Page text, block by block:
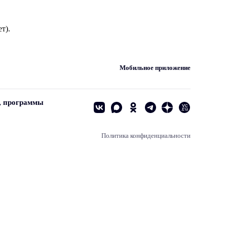
Мобильное приложение
программы
Политика конфиденциальности